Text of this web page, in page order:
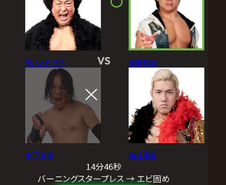
モハメド ヨネ
木下亨平
VS 遠藤哲哉
納谷幸男
14分46秒
バーニングスタープレス → エビ固め